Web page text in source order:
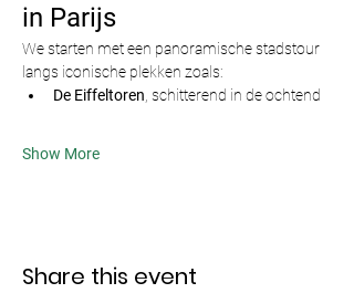
in Parijs
We starten met een panoramische stadstour
langs iconische plekken zoals:
De Eiffeltoren , schitterend in de ochtend
Show More
Share this event